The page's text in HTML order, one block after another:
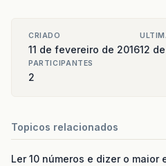
CRIADO
11 de fevereiro de 201612
PARTICIPANTES
2
Topicos relacionados
Ler 10 números e dizer o maior